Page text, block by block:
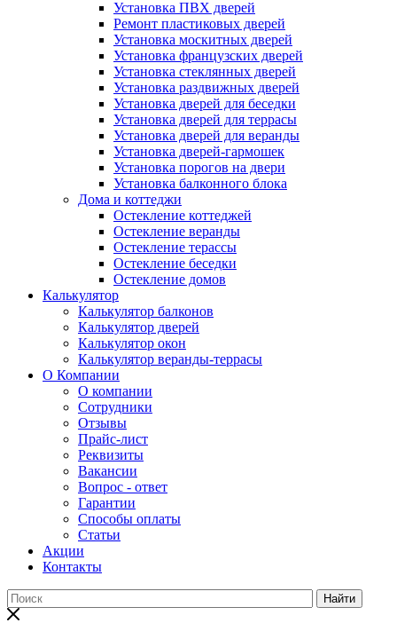
Установка ПВХ дверей
Ремонт пластиковых дверей
Установка москитных дверей
Установка французских дверей
Установка стеклянных дверей
Установка раздвижных дверей
Установка дверей для беседки
Установка дверей для террасы
Установка дверей для веранды
Установка дверей-гармошек
Установка порогов на двери
Установка балконного блока
Дома и коттеджи
Остекление коттеджей
Остекление веранды
Остекление терассы
Остекление беседки
Остекление домов
Калькулятор
Калькулятор балконов
Калькулятор дверей
Калькулятор окон
Калькулятор веранды-террасы
О Компании
О компании
Сотрудники
Отзывы
Прайс-лист
Реквизиты
Вакансии
Вопрос - ответ
Гарантии
Способы оплаты
Статьи
Акции
Контакты
Найти